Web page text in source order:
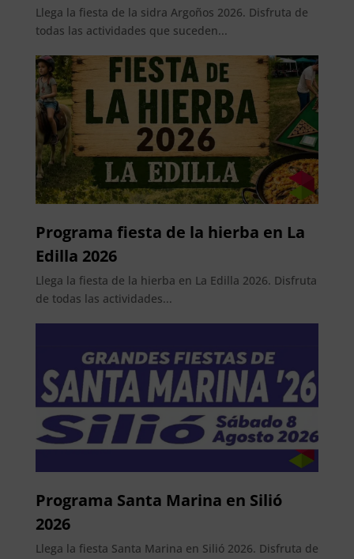
Llega la fiesta de la sidra Argoños 2026. Disfruta de
todas las actividades que suceden...
Programa fiesta de la hierba en La
Edilla 2026
Llega la fiesta de la hierba en La Edilla 2026. Disfruta
de todas las actividades...
Programa Santa Marina en Silió
2026
Llega la fiesta Santa Marina en Silió 2026. Disfruta de